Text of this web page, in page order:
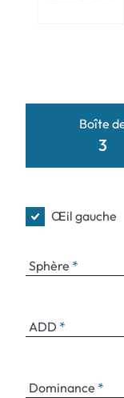
Boîte
3
Œil gauche
Sphère
ADD
Dominance